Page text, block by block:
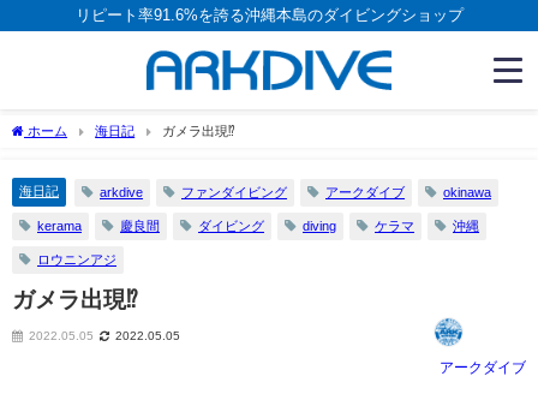
リピート率91.6%を誇る沖縄本島のダイビングショップ
ホーム 海日記 ガメラ出現⁉
海日記 arkdive ファンダイビング アークダイブ okinawa
kerama 慶良間 ダイビング diving ケラマ 沖縄
ロウニンアジ
ガメラ出現⁉
2022.05.05 2022.05.05
アークダイブ